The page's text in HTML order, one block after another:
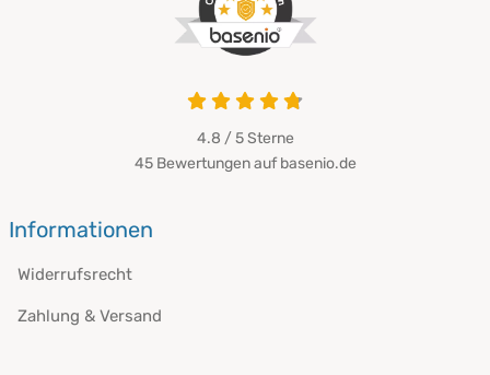
4.8 / 5Sterne
45 Bewertungen auf basenio.de
Informationen
Widerrufsrecht
Zahlung & Versand